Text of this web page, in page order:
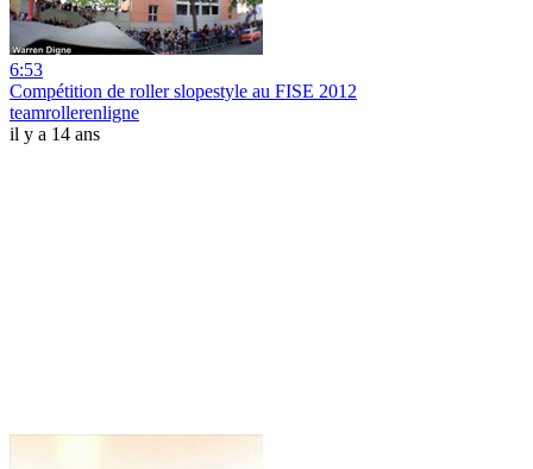
6:53
Compétition de roller slopestyle au FISE 2012
teamrollerenligne
il y a 14 ans